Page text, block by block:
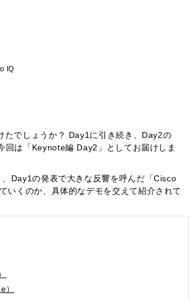
IQ
でしょうか？ Day1に引き続き、Day2の
回は「Keynote編 Day2」としてお届けしま
Day1の発表で大きな反響を呼んだ「Cisco
くのか、具体的なデモを交えて紹介されて